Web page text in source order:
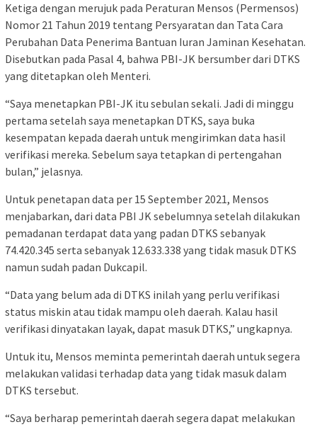
Ketiga dengan merujuk pada Peraturan Mensos (Permensos)
Nomor 21 Tahun 2019 tentang Persyaratan dan Tata Cara
Perubahan Data Penerima Bantuan Iuran Jaminan Kesehatan.
Disebutkan pada Pasal 4, bahwa PBI-JK bersumber dari DTKS
yang ditetapkan oleh Menteri.
“Saya menetapkan PBI-JK itu sebulan sekali. Jadi di minggu
pertama setelah saya menetapkan DTKS, saya buka
kesempatan kepada daerah untuk mengirimkan data hasil
verifikasi mereka. Sebelum saya tetapkan di pertengahan
bulan,” jelasnya.
Untuk penetapan data per 15 September 2021, Mensos
menjabarkan, dari data PBI JK sebelumnya setelah dilakukan
pemadanan terdapat data yang padan DTKS sebanyak
74.420.345 serta sebanyak 12.633.338 yang tidak masuk DTKS
namun sudah padan Dukcapil.
“Data yang belum ada di DTKS inilah yang perlu verifikasi
status miskin atau tidak mampu oleh daerah. Kalau hasil
verifikasi dinyatakan layak, dapat masuk DTKS,” ungkapnya.
Untuk itu, Mensos meminta pemerintah daerah untuk segera
melakukan validasi terhadap data yang tidak masuk dalam
DTKS tersebut.
“Saya berharap pemerintah daerah segera dapat melakukan